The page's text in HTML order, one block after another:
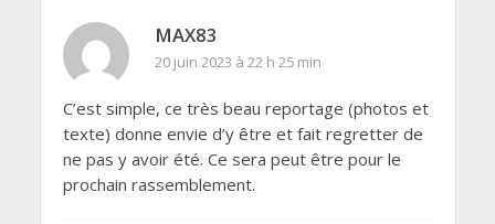
MAX83
20 juin 2023 à 22 h 25 min
C’est simple, ce très beau reportage (photos et
texte) donne envie d’y être et fait regretter de
ne pas y avoir été. Ce sera peut être pour le
prochain rassemblement.